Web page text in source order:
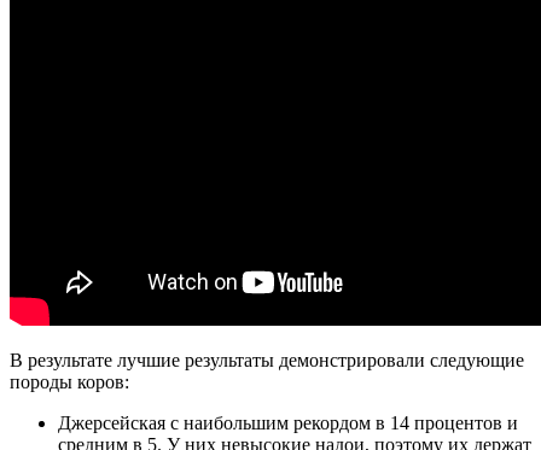
В результате лучшие результаты демонстрировали следующие
породы коров:
Джерсейская с наибольшим рекордом в 14 процентов и
средним в 5. У них невысокие надои, поэтому их держат